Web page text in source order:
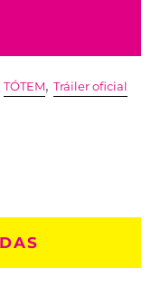
TÓTEM,Tráiler oficial